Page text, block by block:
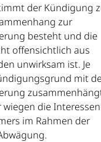
der Kündigung
zur
besteht und die
offensichtlich aus
unwirksam ist. Je
mit
die Interessen
im Rahmen der